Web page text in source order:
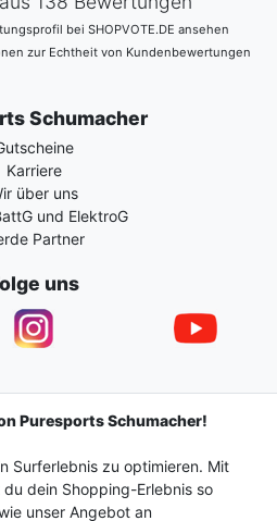
bei SHOPVOTE.DE ansehen
zur Echtheit von Kundenbewertungen
Schumacher
Karriere
über uns
und ElektroG
Partner
uns
AGB
Widerrufs­recht
Puresports Schumacher!
Surferlebnis zu optimieren. Mit
dein Shopping-Erlebnis so
unser Angebot an